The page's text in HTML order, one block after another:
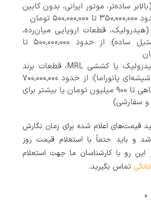
ساده‌تر، موتور ایرانی، بدون کابین
تومان
قطعات اروپایی میان‌رده،
کابین MDF/استیل ساده): از حدود ۵۰۰,۰۰۰,۰۰۰ تا
مدل لوکس (هیدرولیک یا کششی MRL، قطعات برند
اروپایی، کابین شیشه‌ای پانوراما): از حدود ۷۰۰,۰۰۰,۰۰۰
تومان به بالا (گاهی تا ۹۰۰ میلیون تومان یا بیشتر برای
سفارشی)
قیمت‌های اعلام شده برای زمان نگارش
و باید حتماً با استعلام قیمت روز
رو با کارشناسان ما جهت استعلام
تماس بگیرید.
»